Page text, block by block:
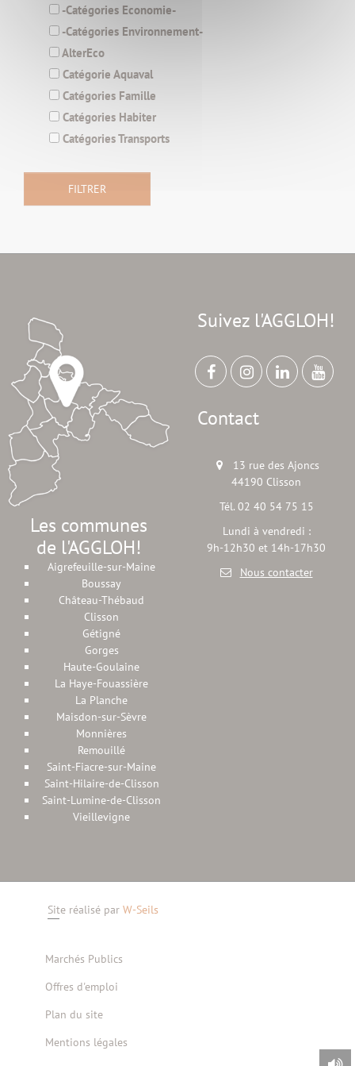
-Catégories Economie-
-Catégories Environnement-
AlterEco
Catégorie Aquaval
Catégories Famille
Catégories Habiter
Catégories Transports
Les communes
de l'AGGLOH!
Aigrefeuille-sur-Maine
Boussay
Château-Thébaud
Clisson
Gétigné
Gorges
Haute-Goulaine
La Haye-Fouassière
La Planche
Maisdon-sur-Sèvre
Monnières
Remouillé
Saint-Fiacre-sur-Maine
Saint-Hilaire-de-Clisson
Saint-Lumine-de-Clisson
Vieillevigne
Suivez l'AGGLOH!
Contact
13 rue des Ajoncs
44190 Clisson
Tél. 02 40 54 75 15
Lundi à vendredi :
9h-12h30 et 14h-17h30
Nous contacter
Site réalisé par W-Seils
Marchés Publics
Offres d'emploi
Plan du site
Mentions légales